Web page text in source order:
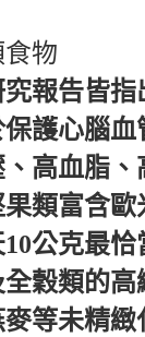
物
報告皆指
護心腦血
高血脂、
類富含歐
公克最恰
穀類的高
等未精緻